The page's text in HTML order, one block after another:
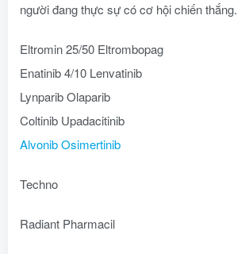
người đang thực sự có cơ hội chiến thắng.
Eltromin 25/50 Eltrombopag
Enatinib 4/10 Lenvatinib
Lynparib Olaparib
Coltinib Upadacitinib
Alvonib Osimertinib
Techno
Radiant Pharmacil